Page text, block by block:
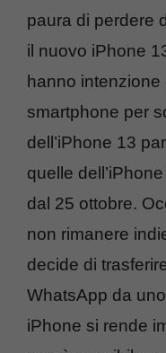
paura di perdere
il nuovo iPhone
hanno
smartphone per
dell’iPhone 13
quelle
dal 25 ottobre.
non rimanere
decide di
WhatsApp da
iPhone si rende